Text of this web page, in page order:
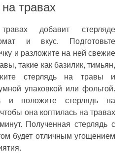
травах
добавит стерляде
и вкус. Подготовьте
и разложите на ней свежие
такие как базилик, тимьян,
стерлядь на травы и
упаковкой или фольгой.
и положите стерлядь на
она коптилась на травах
Полученная стерлядь с
будет отличным угощением